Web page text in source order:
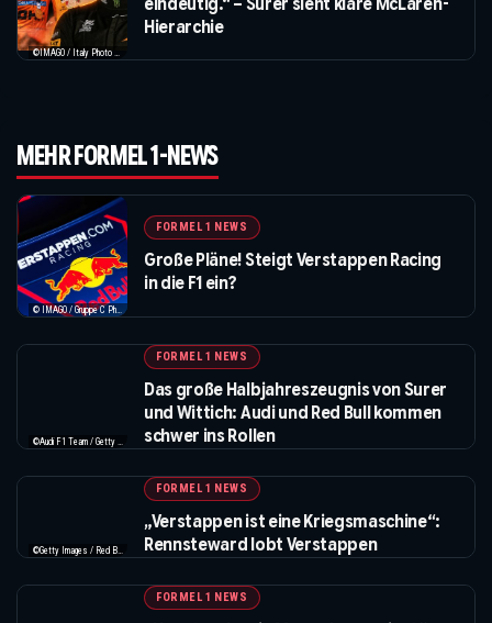
Hierarchie
MEHR FORMEL 1-NEWS
FORMEL 1 NEWS
Große Pläne! Steigt Verstappen Racing
in die F1 ein?
FORMEL 1 NEWS
Das große Halbjahreszeugnis von Surer
und Wittich: Audi und Red Bull kommen
schwer ins Rollen
FORMEL 1 NEWS
„Verstappen ist eine Kriegsmaschine“:
Rennsteward lobt Verstappen
FORMEL 1 NEWS